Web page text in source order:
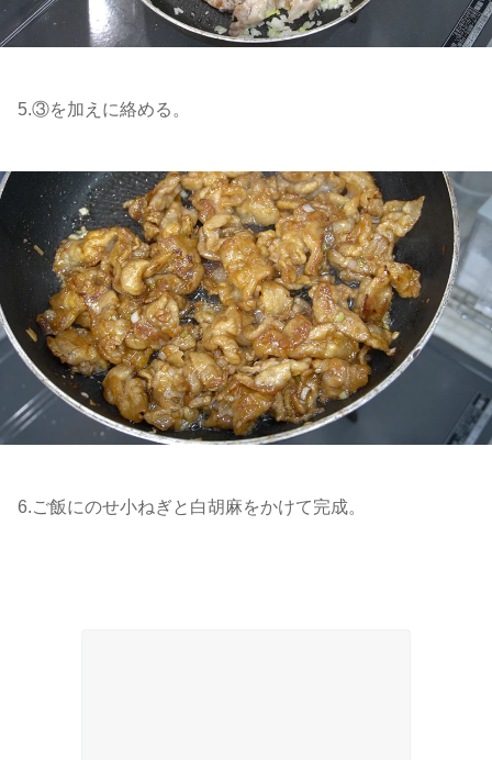
5.③を加えに絡める。
6.ご飯にのせ小ねぎと白胡麻をかけて完成。